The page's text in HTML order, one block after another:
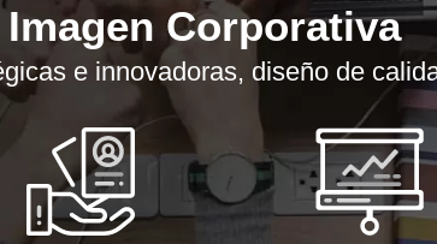
Corporativa
e innovadoras, diseño de